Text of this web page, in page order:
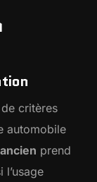
critères
automobile
prend